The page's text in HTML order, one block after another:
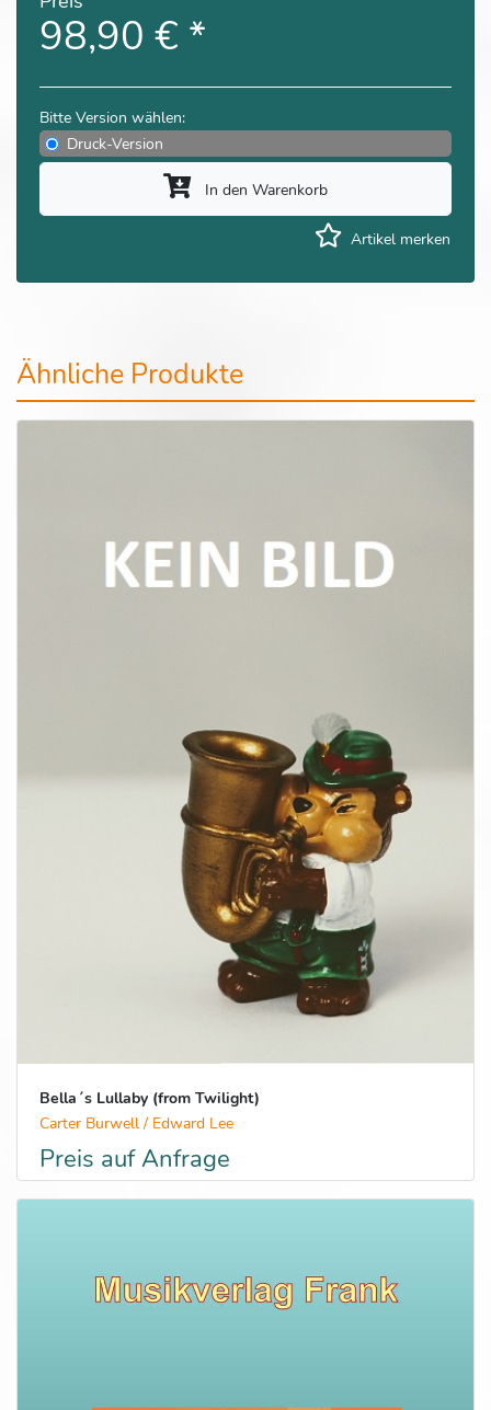
98,90 € *
Bitte Version wählen:
Druck-Version
In den Warenkorb
Artikel merken
Ähnliche Produkte
Bella´s Lullaby (from Twilight)
Carter Burwell / Edward Lee
Preis auf Anfrage